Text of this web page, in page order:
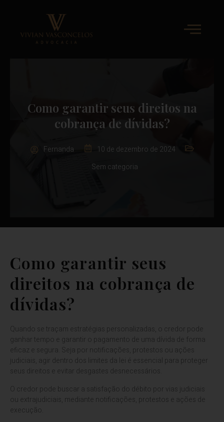
Como garantir seus direitos na
cobrança de dívidas?
Fernanda
10 de dezembro de 2024
Sem categoria
Como garantir seus
direitos na cobrança de
dívidas?
Quando se traçam estratégias personalizadas, o credor pode
ganhar tempo e garantir o pagamento de uma dívida de forma
eficaz e segura. Seja por notificações, protestos ou ações
judiciais, agir dentro dos limites da lei é essencial para proteger
seus direitos e evitar desgastes desnecessários.
O credor pode buscar a satisfação do débito por vias judiciais
ou extrajudiciais, mediante notificações, protestos e ações de
execução.